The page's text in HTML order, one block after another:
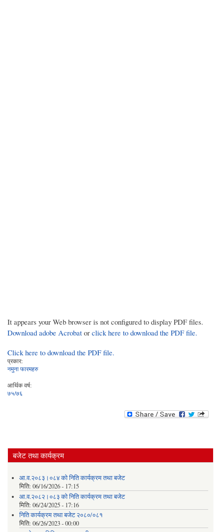
It appears your Web browser is not configured to display PDF files.
Download adobe Acrobat or click here to download the PDF file.
Click here to download the PDF file.
प्रकार:
नमुना फारमहरु
आर्थिक वर्ष:
७५/७६
बजेट तथा कार्यक्रम
आ.व.२०८३।०८४ को निति कार्यक्रम तथा बजेट
मिति: 06/16/2026 - 17:15
आ.व.२०८२।०८३ को निति कार्यक्रम तथा बजेट
मिति: 06/24/2025 - 17:16
निति कार्यक्रम तथा बजेट २०८०/०८१
मिति: 06/26/2023 - 00:00